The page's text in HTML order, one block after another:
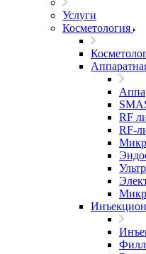
Услуги
Косметология
RF
RF-